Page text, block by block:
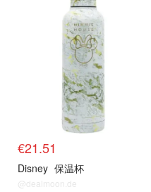
€21.51
Disney 保温杯
@dealmoon.de